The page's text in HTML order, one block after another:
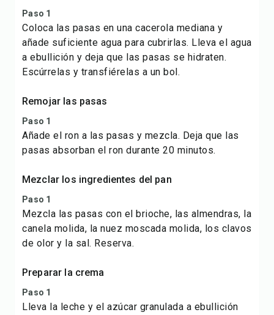
Paso 1
Coloca las pasas en una cacerola mediana y
añade suficiente agua para cubrirlas. Lleva el agua
a ebullición y deja que las pasas se hidraten.
Escúrrelas y transfiérelas a un bol.
Remojar las pasas
Paso 1
Añade el ron a las pasas y mezcla. Deja que las
pasas absorban el ron durante 20 minutos.
Mezclar los ingredientes del pan
Paso 1
Mezcla las pasas con el brioche, las almendras, la
canela molida, la nuez moscada molida, los clavos
de olor y la sal. Reserva.
Preparar la crema
Paso 1
Lleva la leche y el azúcar granulada a ebullición